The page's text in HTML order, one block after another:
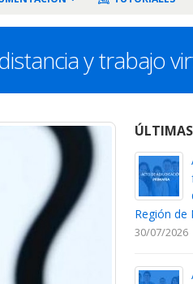
y trabajo
Región de
30/07/2026